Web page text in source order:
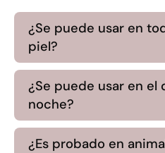
¿Se puede usar en
piel?
¿Se puede usar en el
noche?
¿Es probado en